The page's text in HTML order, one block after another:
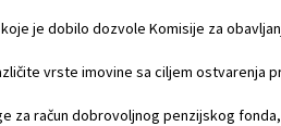
je dobilo dozvole Komisije za
vrste imovine sa ciljem ostvarenja
za račun dobrovoljnog penzijskog